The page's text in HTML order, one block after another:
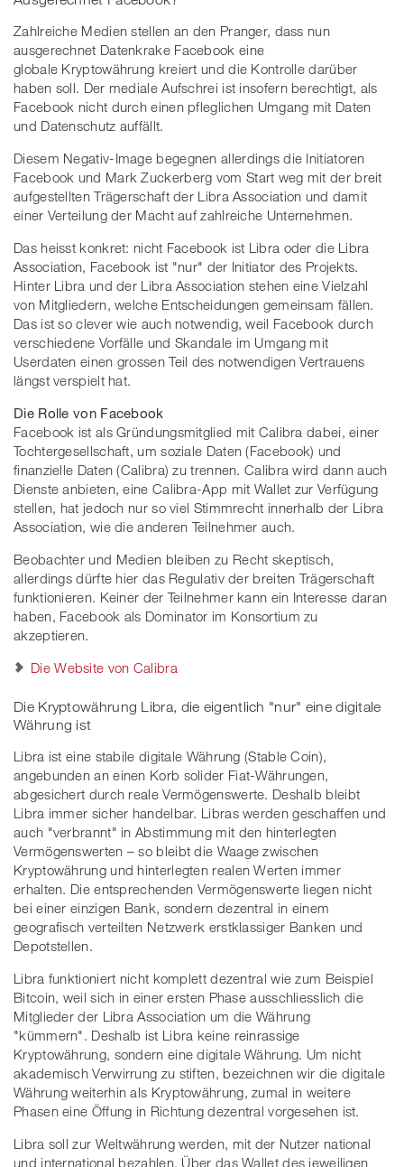
Zahlreiche Medien stellen an den Pranger, dass nun
ausgerechnet Datenkrake Facebook eine
globale Kryptowährung kreiert und die Kontrolle darüber
haben soll. Der mediale Aufschrei ist insofern berechtigt, als
Facebook nicht durch einen pfleglichen Umgang mit Daten
und Datenschutz auffällt.
Diesem Negativ-Image begegnen allerdings die Initiatoren
Facebook und Mark Zuckerberg vom Start weg mit der breit
aufgestellten Trägerschaft der Libra Association und damit
einer Verteilung der Macht auf zahlreiche Unternehmen.
Das heisst konkret: nicht Facebook ist Libra oder die Libra
Association, Facebook ist "nur" der Initiator des Projekts.
Hinter Libra und der Libra Association stehen eine Vielzahl
von Mitgliedern, welche Entscheidungen gemeinsam fällen.
Das ist so clever wie auch notwendig, weil Facebook durch
verschiedene Vorfälle und Skandale im Umgang mit
Userdaten einen grossen Teil des notwendigen Vertrauens
längst verspielt hat.
Die Rolle von Facebook
Facebook ist als Gründungsmitglied mit Calibra dabei, einer
Tochtergesellschaft, um soziale Daten (Facebook) und
finanzielle Daten (Calibra) zu trennen. Calibra wird dann auch
Dienste anbieten, eine Calibra-App mit Wallet zur Verfügung
stellen, hat jedoch nur so viel Stimmrecht innerhalb der Libra
Association, wie die anderen Teilnehmer auch.
Beobachter und Medien bleiben zu Recht skeptisch,
allerdings dürfte hier das Regulativ der breiten Trägerschaft
funktionieren. Keiner der Teilnehmer kann ein Interesse daran
haben, Facebook als Dominator im Konsortium zu
akzeptieren.
Die Website von Calibra
Die Kryptowährung Libra, die eigentlich "nur" eine digitale
Währung ist
Libra ist eine stabile digitale Währung (Stable Coin),
angebunden an einen Korb solider Fiat-Währungen,
abgesichert durch reale Vermögenswerte. Deshalb bleibt
Libra immer sicher handelbar. Libras werden geschaffen und
auch "verbrannt" in Abstimmung mit den hinterlegten
Vermögenswerten – so bleibt die Waage zwischen
Kryptowährung und hinterlegten realen Werten immer
erhalten. Die entsprechenden Vermögenswerte liegen nicht
bei einer einzigen Bank, sondern dezentral in einem
geografisch verteilten Netzwerk erstklassiger Banken und
Depotstellen.
Libra funktioniert nicht komplett dezentral wie zum Beispiel
Bitcoin, weil sich in einer ersten Phase ausschliesslich die
Mitglieder der Libra Association um die Währung
"kümmern". Deshalb ist Libra keine reinrassige
Kryptowährung, sondern eine digitale Währung. Um nicht
akademisch Verwirrung zu stiften, bezeichnen wir die digitale
Währung weiterhin als Kryptowährung, zumal in weitere
Phasen eine Öffung in Richtung dezentral vorgesehen ist.
Libra soll zur Weltwährung werden, mit der Nutzer national
und international bezahlen. Über das Wallet des jeweiligen